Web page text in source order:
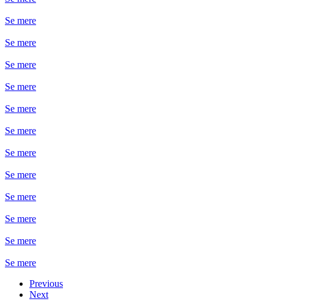
Se mere
Se mere
Se mere
Se mere
Se mere
Se mere
Se mere
Se mere
Se mere
Se mere
Se mere
Se mere
Previous
Next